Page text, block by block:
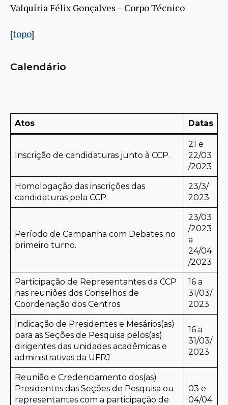
Valquíria Félix Gonçalves – Corpo Técnico
[topo]
Calendário
Atos Datas
Inscrição de candidaturas junto à CCP.
21 e
22/03
/2023
Homologação das inscrições das
candidaturas pela CCP.
23/3/
2023
Período de Campanha com Debates no
primeiro turno.
23/03
/2023
a
24/04
/2023
Participação de Representantes da CCP
nas reuniões dos Conselhos de
Coordenação dos Centros
16 a
31/03/
2023
Indicação de Presidentes e Mesários(as)
para as Seções de Pesquisa pelos(as)
dirigentes das unidades acadêmicas e
administrativas da UFRJ
16 a
31/03/
2023
Reunião e Credenciamento dos(as)
Presidentes das Seções de Pesquisa ou
representantes com a participação de
03 e
04/04